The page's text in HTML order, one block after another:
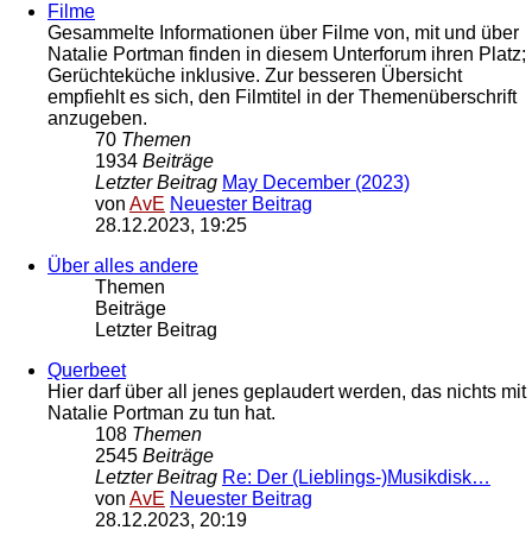
Filme
Gesammelte Informationen über Filme von, mit und über
Natalie Portman finden in diesem Unterforum ihren Platz;
Gerüchteküche inklusive. Zur besseren Übersicht
empfiehlt es sich, den Filmtitel in der Themenüberschrift
anzugeben.
70 Themen
1934 Beiträge
Letzter Beitrag May December (2023)
von AvE Neuester Beitrag
28.12.2023, 19:25
Über alles andere
Themen
Beiträge
Letzter Beitrag
Querbeet
Hier darf über all jenes geplaudert werden, das nichts mit
Natalie Portman zu tun hat.
108 Themen
2545 Beiträge
Letzter Beitrag Re: Der (Lieblings-)Musikdisk…
von AvE Neuester Beitrag
28.12.2023, 20:19